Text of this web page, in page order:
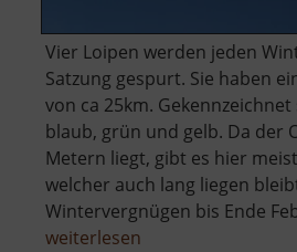
Vier Loipen werden jeden
Satzung gespurt. Sie haben
von ca 25km.
blaub, grün und gelb. Da der
Metern liegt, gibt es hier
welcher auch lang liegen
Wintervergnügen bis Ende
weiterlesen